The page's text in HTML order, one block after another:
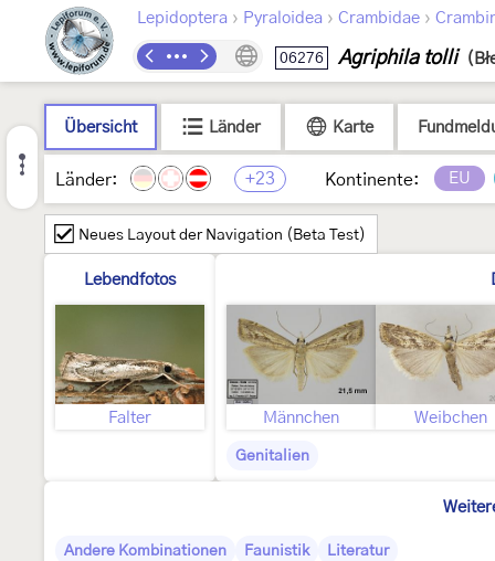
Lepidoptera › Pyraloidea › Crambidae ›
06276 Agriphila tolli
Übersicht Länder Karte
Länder: +23 Kontinente: EU
Neues Layout der Navigation (Beta Test)
Lebendfotos
Falter Männchen Weibchen
Genitalien
Andere Kombinationen Faunistik Literatur